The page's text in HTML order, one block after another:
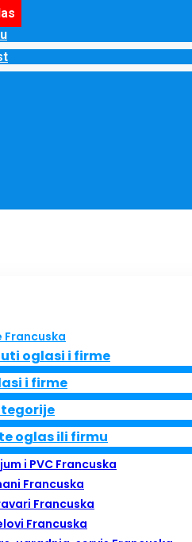
Francuska
oglasi i firme
i firme
oglas ili firmu
i PVC Francuska
Francuska
Francuska
Francuska